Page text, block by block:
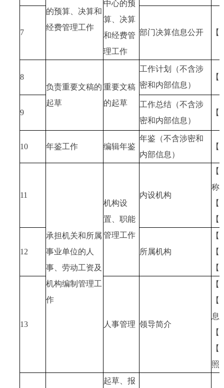
的预算、决算和
经费管理工作
中心的预
算、决算
和经费管
理工作
7 部门决算信息公开
8
负责重要文稿的
起草
重要文稿
的起草
工作计划（不含涉
密和内部信息）
9
工作总结（不含涉
密和内部信息）
10 年鉴工作 编辑年鉴
年鉴（不含涉密和
内部信息）
11
承担机关和所属
事业单位的人
事、劳动工资及
机构编制管理工
作
机构设
置、职能
管理工作
内设机构
称
12 所属机构
13 人事管理 领导简介
息
照
起草、报